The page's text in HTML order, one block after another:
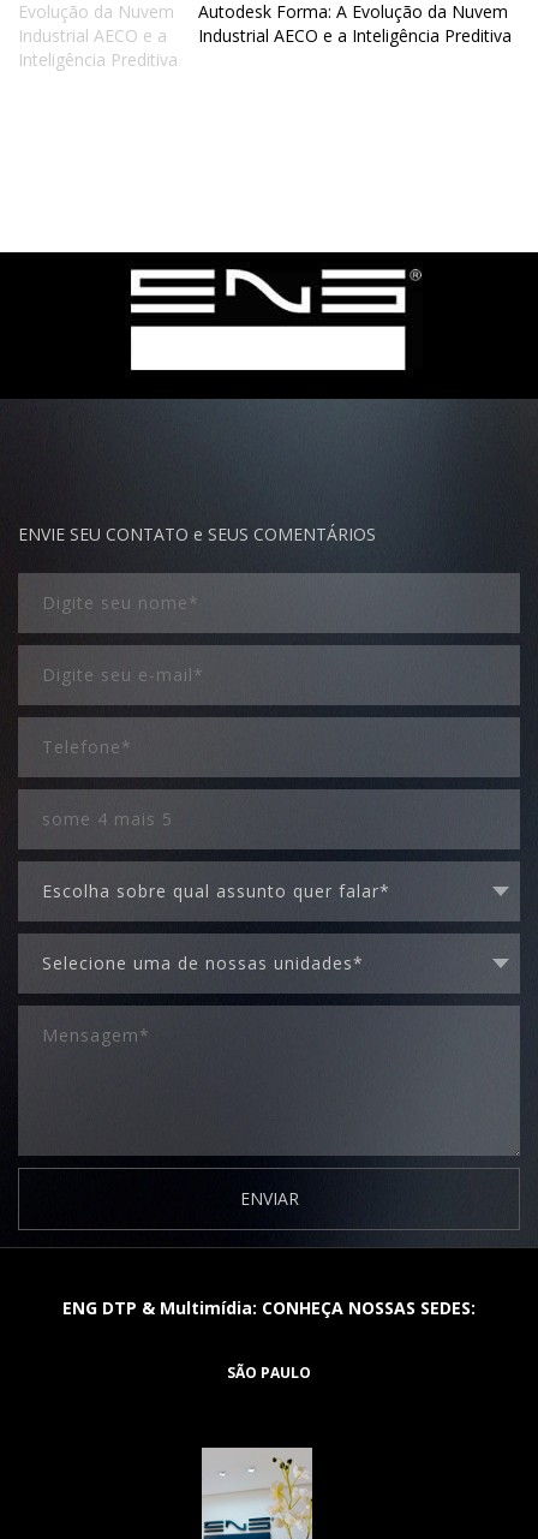
Autodesk Forma: A Evolução da Nuvem
Industrial AECO e a Inteligência Preditiva
ENVIE SEU CONTATO e SEUS COMENTÁRIOS
ENVIAR
ENG DTP & Multimídia: CONHEÇA NOSSAS SEDES:
SÃO PAULO